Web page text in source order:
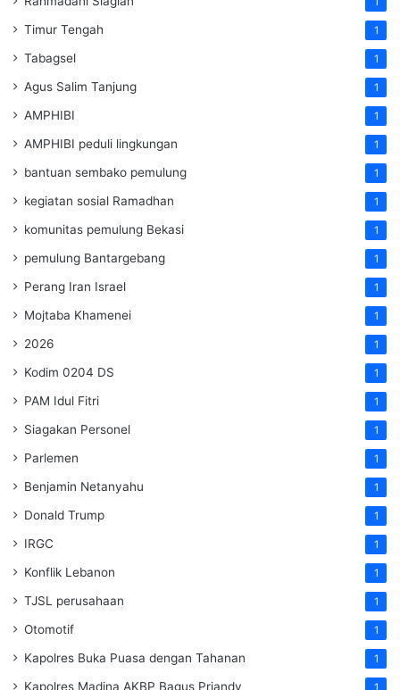
Timur Tengah 1
Tabagsel 1
Agus Salim Tanjung 1
AMPHIBI 1
AMPHIBI peduli lingkungan 1
bantuan sembako pemulung 1
kegiatan sosial Ramadhan 1
komunitas pemulung Bekasi 1
pemulung Bantargebang 1
Perang Iran Israel 1
Mojtaba Khamenei 1
2026 1
Kodim 0204 DS 1
PAM Idul Fitri 1
Siagakan Personel 1
Parlemen 1
Benjamin Netanyahu 1
Donald Trump 1
IRGC 1
Konflik Lebanon 1
TJSL perusahaan 1
Otomotif 1
Kapolres Buka Puasa dengan Tahanan 1
Kapolres Madina AKBP Bagus Priandy 1